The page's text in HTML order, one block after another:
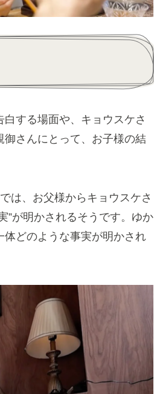
する場面や、キョウスケさ
さんにとって、お子様の結
は、お父様からキョウスケさ
”が明かされるそうです。ゆか
どのような事実が明かされ